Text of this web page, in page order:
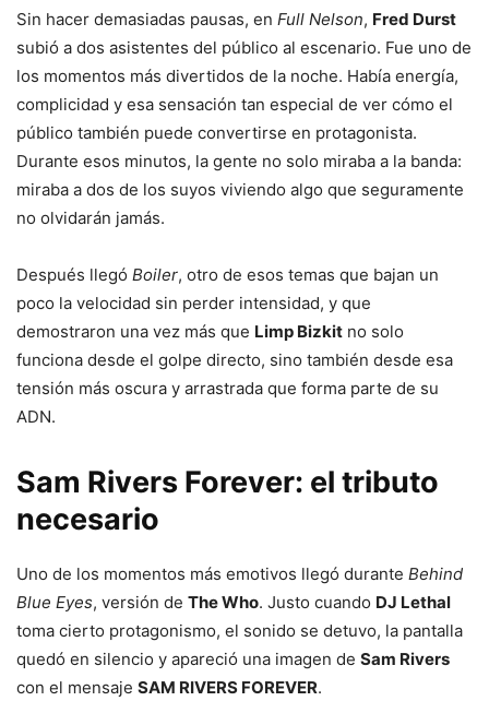
Sin hacer demasiadas pausas, en Full Nelson, Fred Durst
subió a dos asistentes del público al escenario. Fue uno de
los momentos más divertidos de la noche. Había energía,
complicidad y esa sensación tan especial de ver cómo el
público también puede convertirse en protagonista.
Durante esos minutos, la gente no solo miraba a la banda:
miraba a dos de los suyos viviendo algo que seguramente
no olvidarán jamás.
Después llegó Boiler, otro de esos temas que bajan un
poco la velocidad sin perder intensidad, y que
demostraron una vez más que Limp Bizkit no solo
funciona desde el golpe directo, sino también desde esa
tensión más oscura y arrastrada que forma parte de su
ADN.
Sam Rivers Forever: el tributo
necesario
Uno de los momentos más emotivos llegó durante Behind
Blue Eyes, versión de The Who. Justo cuando DJ Lethal
toma cierto protagonismo, el sonido se detuvo, la pantalla
quedó en silencio y apareció una imagen de Sam Rivers
con el mensaje SAM RIVERS FOREVER.